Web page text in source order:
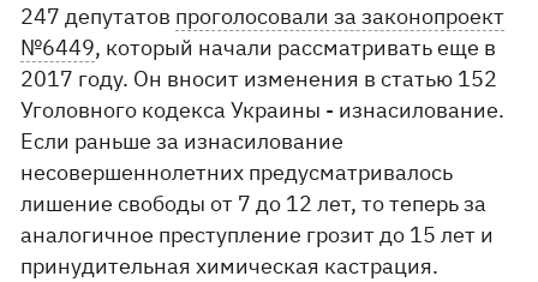
247 депутатов проголосовали за законопроект
№6449, который начали рассматривать еще в
2017 году. Он вносит изменения в статью 152
Уголовного кодекса Украины - изнасилование.
Если раньше за изнасилование
несовершеннолетних предусматривалось
лишение свободы от 7 до 12 лет, то теперь за
аналогичное преступление грозит до 15 лет и
принудительная химическая кастрация.